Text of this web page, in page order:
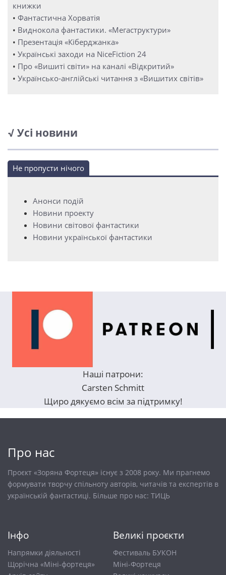
книжки
• Фантастична Хорватія
• Виднокола фантастики. «Мегаструктури»
• Презентація «Кіберджанка»
• Українські заходи на NiceFiction 24
• Про «Вишиті світи» на каналі «Відкритий»
• Українсько-англійські читання з «Вишитих світів»
√ Усі новини
Не пропусти нічого
Анонси подій
Новини проекту
Новини світової фантастики
Новини української фантастики
Наші патрони:
Carsten Schmitt
Щиро дякуємо всім за підтримку!
Про нас
Проєкт «Зоряна Фортеця» існує з 2008 року. Ми прагнемо
формувати творчу спільноту авторів, читачів та експертів в
українській фантастиці. Більше про нас: ТИЦЬ
Інфо
Напрямки діяльності
Щорічна «Міні-фортеця»
Великі проєкти
Фестиваль БУКОН
Міні-Фортеця